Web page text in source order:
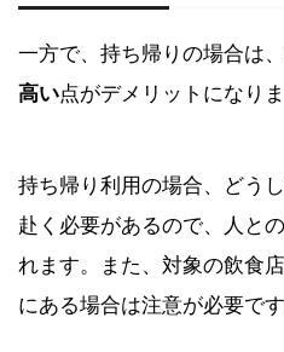
一方で、持ち帰りの場合は、
高い点がデメリットになりま
持ち帰り利用の場合、どう
赴く必要があるので、人と
れます。また、対象の飲食
にある場合は注意が必要です